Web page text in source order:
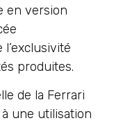
en version
produites.
de la Ferrari
une utilisation